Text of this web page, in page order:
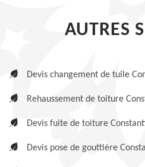
AUTRES
Devis changement de tuile
Rehaussement de toiture
Devis fuite de toiture
Devis pose de gouttière